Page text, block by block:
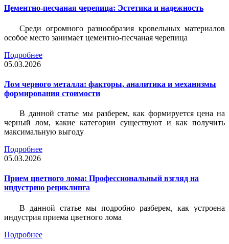
Цементно-песчаная черепица: Эстетика и надежность
Среди огромного разнообразия кровельных материалов
особое место занимает цементно-песчаная черепица
Подробнее
05.03.2026
Лом черного металла: факторы, аналитика и механизмы
формирования стоимости
В данной статье мы разберем, как формируется цена на
черный лом, какие категории существуют и как получить
максимальную выгоду
Подробнее
05.03.2026
Прием цветного лома: Профессиональный взгляд на
индустрию рециклинга
В данной статье мы подробно разберем, как устроена
индустрия приема цветного лома
Подробнее